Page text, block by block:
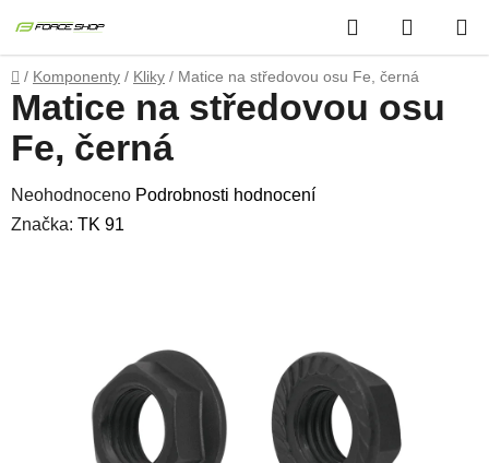
na
obsah
Hledat
KOŠÍK
Domů
/ Komponenty / Kliky / Matice na středovou osu Fe, černá
Matice na středovou osu
Fe, černá
Průměrné
hodnocení
Neohodnoceno Podrobnosti hodnocení
Značka: TK 91